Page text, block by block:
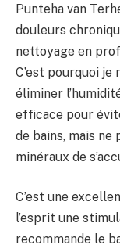
Punteha van
douleurs
nettoyage en
C’est pourquoi
éliminer
efficace pour
de bains, mais
minéraux de
C’est une
l’esprit une
recommande le